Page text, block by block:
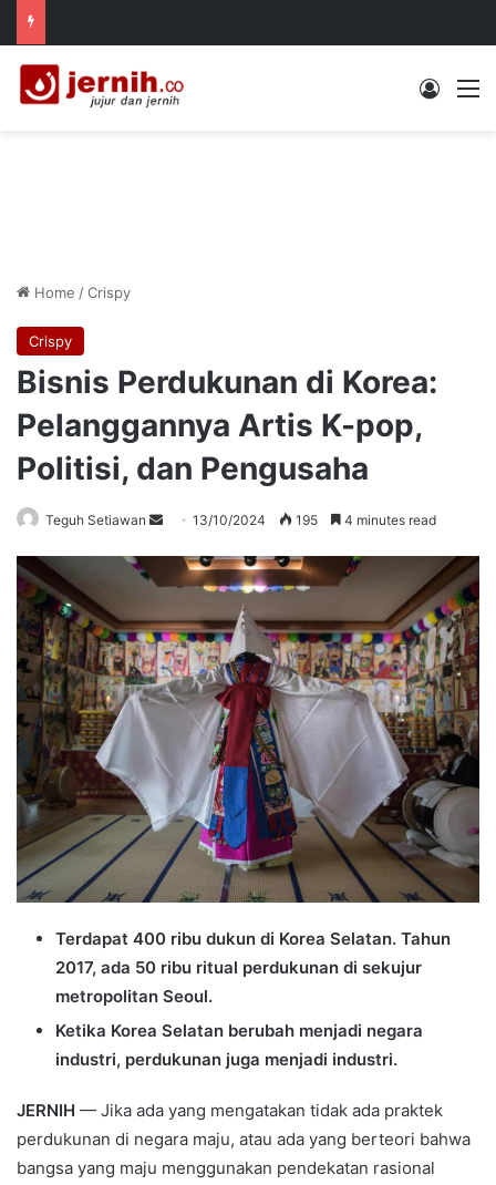
Log In
Home /Crispy
Crispy
Bisnis Perdukunan di Korea:
Pelanggannya Artis K-pop,
Politisi, dan Pengusaha
Teguh Setiawan
Send
email
13/10/2024 195 4 minutes read
Terdapat 400 ribu dukun di Korea Selatan. Tahun
2017, ada 50 ribu ritual perdukunan di sekujur
metropolitan Seoul.
Ketika Korea Selatan berubah menjadi negara
industri, perdukunan juga menjadi industri.
JERNIH — Jika ada yang mengatakan tidak ada praktek
perdukunan di negara maju, atau ada yang berteori bahwa
bangsa yang maju menggunakan pendekatan rasional